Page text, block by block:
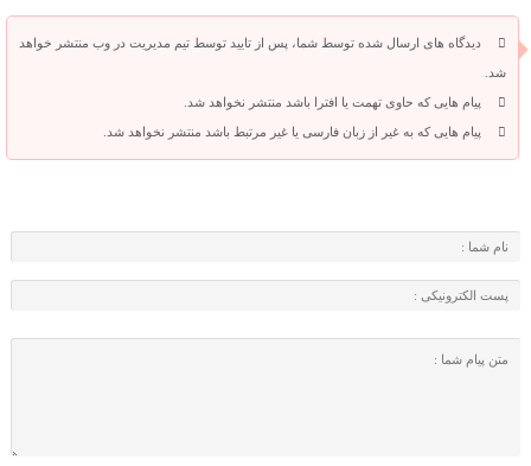
دیدگاه های ارسال شده توسط شما، پس از تایید توسط تیم مدیریت در وب منتشر خواهد
شد.
پیام هایی که حاوی تهمت یا افترا باشد منتشر نخواهد شد.
پیام هایی که به غیر از زبان فارسی یا غیر مرتبط باشد منتشر نخواهد شد.